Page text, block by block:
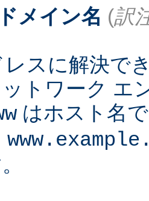
メイン名 (訳
レスに解決で
トワーク エ
はホスト名